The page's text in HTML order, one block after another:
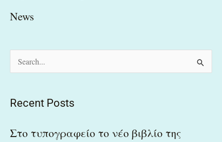
News
c
Recent Posts
Στο τυπογραφείο το νέο βιβλίο της